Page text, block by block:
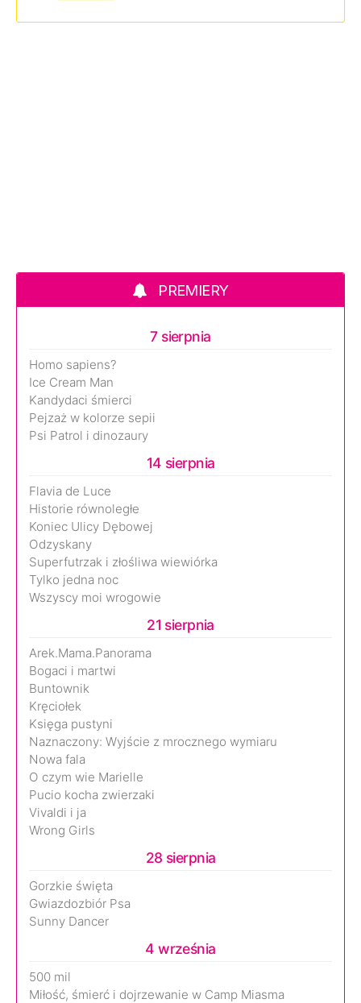
PREMIERY
7 sierpnia
Homo sapiens?
Ice Cream Man
Kandydaci śmierci
Pejzaż w kolorze sepii
Psi Patrol i dinozaury
14 sierpnia
Flavia de Luce
Historie równoległe
Koniec Ulicy Dębowej
Odzyskany
Superfutrzak i złośliwa wiewiórka
Tylko jedna noc
Wszyscy moi wrogowie
21 sierpnia
Arek.Mama.Panorama
Bogaci i martwi
Buntownik
Kręciołek
Księga pustyni
Naznaczony: Wyjście z mrocznego wymiaru
Nowa fala
O czym wie Marielle
Pucio kocha zwierzaki
Vivaldi i ja
Wrong Girls
28 sierpnia
Gorzkie święta
Gwiazdozbiór Psa
Sunny Dancer
4 września
500 mil
Miłość, śmierć i dojrzewanie w Camp Miasma